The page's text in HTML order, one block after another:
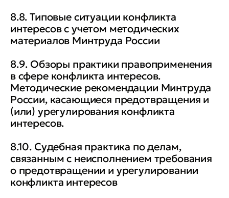
8.8. Типовые ситуации конфликта
интересов с учетом методических
материалов Минтруда России
8.9. Обзоры практики правоприменения
в сфере конфликта интересов.
Методические рекомендации Минтруда
России, касающиеся предотвращения и
(или) урегулирования конфликта
интересов.
8.10. Судебная практика по делам,
связанным с неисполнением требования
о предотвращении и урегулировании
конфликта интересов